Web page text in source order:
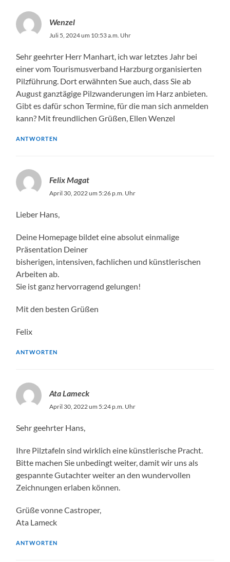
Wenzel
Juli 5, 2024 um 10:53 a.m. Uhr
Sehr geehrter Herr Manhart, ich war letztes Jahr bei
einer vom Tourismusverband Harzburg organisierten
Pilzführung. Dort erwähnten Sue auch, dass Sie ab
August ganztägige Pilzwanderungen im Harz anbieten.
Gibt es dafür schon Termine, für die man sich anmelden
kann? Mit freundlichen Grüßen, Ellen Wenzel
ANTWORTEN
Felix Magat
April 30, 2022 um 5:26 p.m. Uhr
Lieber Hans,
Deine Homepage bildet eine absolut einmalige
Präsentation Deiner
bisherigen, intensiven, fachlichen und künstlerischen
Arbeiten ab.
Sie ist ganz hervorragend gelungen!
Mit den besten Grüßen
Felix
ANTWORTEN
Ata Lameck
April 30, 2022 um 5:24 p.m. Uhr
Sehr geehrter Hans,
Ihre Pilztafeln sind wirklich eine künstlerische Pracht.
Bitte machen Sie unbedingt weiter, damit wir uns als
gespannte Gutachter weiter an den wundervollen
Zeichnungen erlaben können.
Grüße vonne Castroper,
Ata Lameck
ANTWORTEN